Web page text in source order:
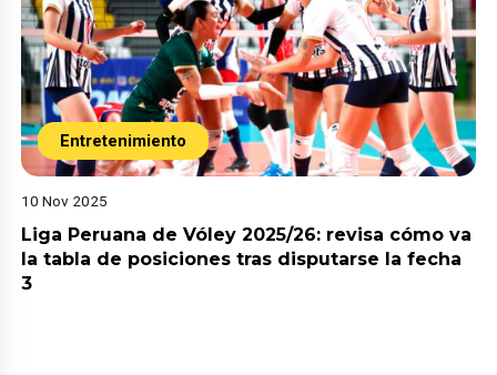
Entretenimiento
10 Nov 2025
Liga Peruana de Vóley 2025/26: revisa cómo va
la tabla de posiciones tras disputarse la fecha
3